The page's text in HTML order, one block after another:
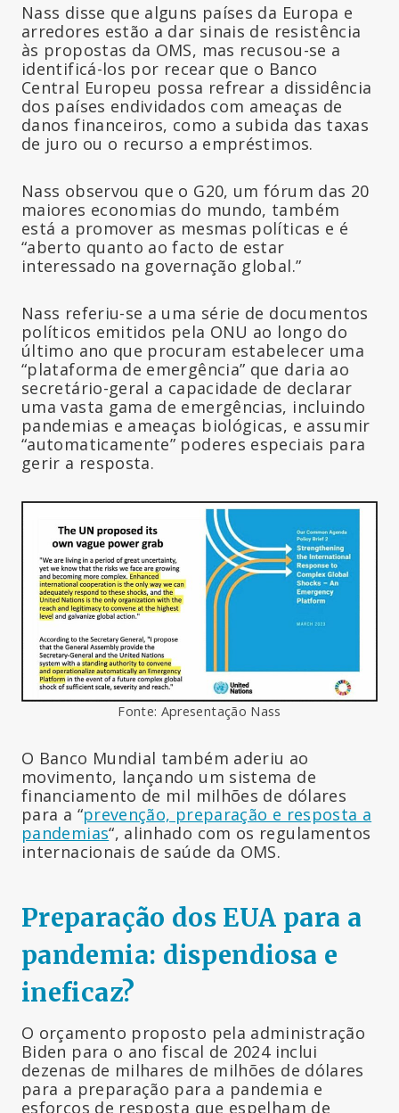
Nass disse que alguns países da Europa e
arredores estão a dar sinais de resistência
às propostas da OMS, mas recusou-se a
identificá-los por recear que o Banco
Central Europeu possa refrear a dissidência
dos países endividados com ameaças de
danos financeiros, como a subida das taxas
de juro ou o recurso a empréstimos.
Nass observou que o G20, um fórum das 20
maiores economias do mundo, também
está a promover as mesmas políticas e é
“aberto quanto ao facto de estar
interessado na governação global.”
Nass referiu-se a uma série de documentos
políticos emitidos pela ONU ao longo do
último ano que procuram estabelecer uma
“plataforma de emergência” que daria ao
secretário-geral a capacidade de declarar
uma vasta gama de emergências, incluindo
pandemias e ameaças biológicas, e assumir
“automaticamente” poderes especiais para
gerir a resposta.
Fonte: Apresentação Nass
O Banco Mundial também aderiu ao
movimento, lançando um sistema de
financiamento de mil milhões de dólares
para a “prevenção, preparação e resposta a
pandemias“, alinhado com os regulamentos
internacionais de saúde da OMS.
Preparação dos EUA para a
pandemia: dispendiosa e
ineficaz?
O orçamento proposto pela administração
Biden para o ano fiscal de 2024 inclui
dezenas de milhares de milhões de dólares
para a preparação para a pandemia e
esforços de resposta que espelham de